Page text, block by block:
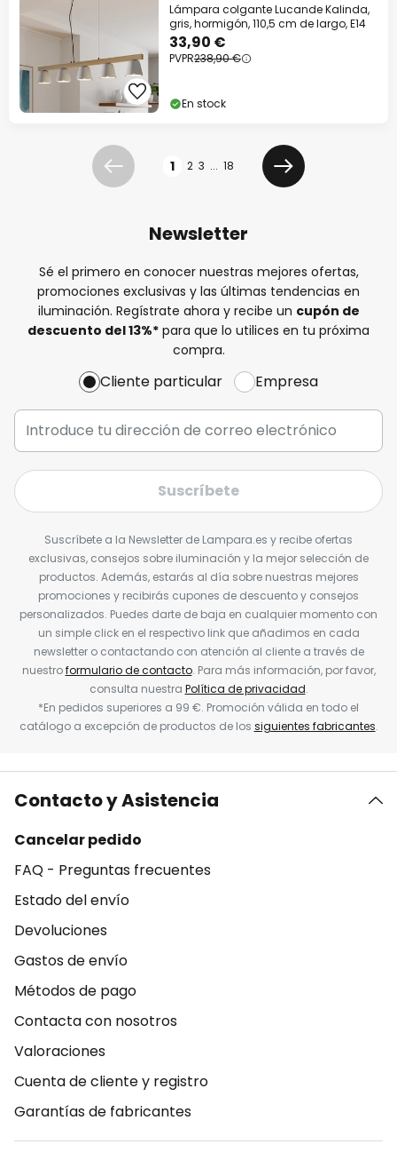
Lámpara colgante Lucande Kalinda,
gris, hormigón, 110,5 cm de largo, E14
33,90 €
PVPR238,90 €
En stock
Anterior 1 2 3 ... 18
Siguiente
Newsletter
Sé el primero en conocer nuestras mejores ofertas,
promociones exclusivas y las últimas tendencias en
iluminación. Regístrate ahora y recibe un cupón de
descuento del13%* para que lo utilices en tu próxima
compra.
Cliente particular Empresa
Suscríbete
Suscríbete a la Newsletter de Lampara.es y recibe ofertas
exclusivas, consejos sobre iluminación y la mejor selección de
productos. Además, estarás al día sobre nuestras mejores
promociones y recibirás cupones de descuento y consejos
personalizados. Puedes darte de baja en cualquier momento con
un simple click en el respectivo link que añadimos en cada
newsletter o contactando con atención al cliente a través de
nuestroformulario de contacto. Para más información, por favor,
consulta nuestra Política de privacidad.
*En pedidos superiores a 99 €. Promoción válida en todo el
catálogo a excepción de productos de los siguientes fabricantes.
Contacto y Asistencia
Cancelar pedido
FAQ - Preguntas frecuentes
Estado del envío
Devoluciones
Gastos de envío
Métodos de pago
Contacta con nosotros
Valoraciones
Cuenta de cliente y registro
Garantías de fabricantes